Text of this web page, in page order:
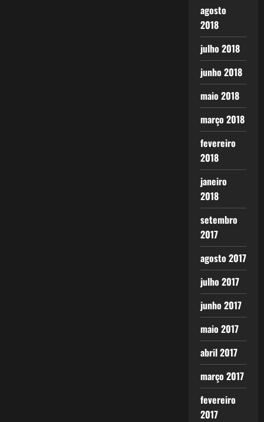
agosto
2018
julho 2018
junho 2018
maio 2018
março 2018
fevereiro
2018
janeiro
2018
setembro
2017
agosto 2017
julho 2017
junho 2017
maio 2017
abril 2017
março 2017
fevereiro
2017